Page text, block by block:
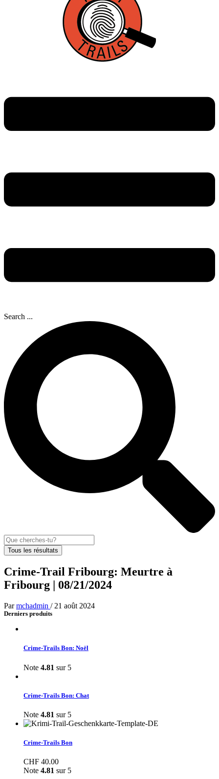
Search ...
Tous les résultats
Crime-Trail Fribourg: Meurtre à
Fribourg | 08/21/2024
Parmchadmin / 21 août 2024
Derniers produits
Crime-Trails Bon: Noël
Note 4.81 sur 5
Crime-Trails Bon: Chat
Note 4.81 sur 5
Crime-Trails Bon
CHF 40.00
Note 4.81 sur 5